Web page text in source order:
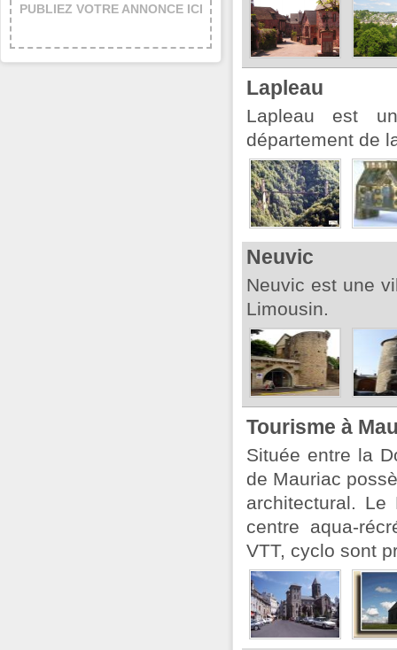
Lapleau
Lapleau est
département de
Neuvic
Neuvic est une
Limousin.
Tourisme à
Située entre la
de Mauriac
architectural.
centre aqua-
VTT, cyclo sont
PUBLIEZ VOTRE ANNONCE ICI